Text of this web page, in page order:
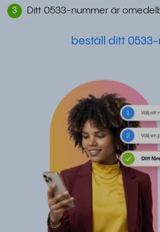
3 Ditt 0533-nummer är
beställ ditt